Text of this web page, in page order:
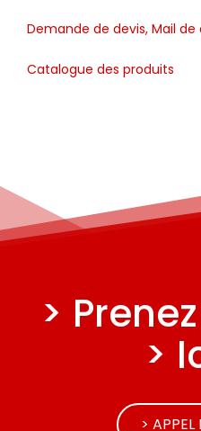
Demande de devis, Mail
Catalogue des produits
>
>
> APPEL